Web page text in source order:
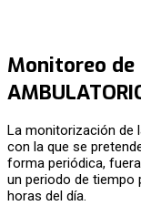
Monitoreo
La monitorización de
con la que se
forma periódica,
un periodo de tiempo
horas del día.